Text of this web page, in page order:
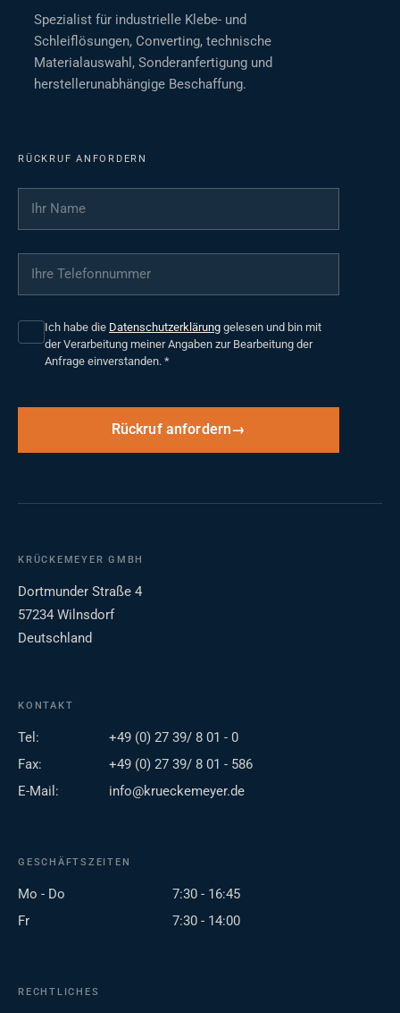
Spezialist für industrielle Klebe- und
Schleiflösungen, Converting, technische
Materialauswahl, Sonderanfertigung und
herstellerunabhängige Beschaffung.
RÜCKRUF ANFORDERN
Ihr Name
Ihre Telefonnummer
Ich habe die Datenschutzerklärung gelesen und bin mit
der Verarbeitung meiner Angaben zur Bearbeitung der
Anfrage einverstanden. *
Rückruf anfordern
KRÜCKEMEYER GMBH
Dortmunder Straße 4
57234 Wilnsdorf
Deutschland
KONTAKT
Tel:
+49 (0) 27 39/ 8 01 - 0
Fax:
+49 (0) 27 39/ 8 01 - 586
E-Mail:
info@krueckemeyer.de
GESCHÄFTSZEITEN
Mo - Do
7:30 - 16:45
Fr
7:30 - 14:00
RECHTLICHES